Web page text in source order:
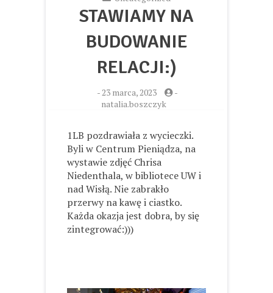
STAWIAMY NA
BUDOWANIE
RELACJI:)
-23 marca, 2023
-
natalia.boszczyk
1LB pozdrawiała z wycieczki.
Byli w Centrum Pieniądza, na
wystawie zdjęć Chrisa
Niedenthala, w bibliotece UW i
nad Wisłą. Nie zabrakło
przerwy na kawę i ciastko.
Każda okazja jest dobra, by się
zintegrować:)))